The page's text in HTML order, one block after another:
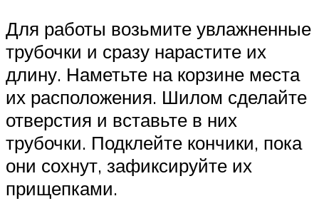
Для работы возьмите увлажненные
трубочки и сразу нарастите их
длину. Наметьте на корзине места
их расположения. Шилом сделайте
отверстия и вставьте в них
трубочки. Подклейте кончики, пока
они сохнут, зафиксируйте их
прищепками.